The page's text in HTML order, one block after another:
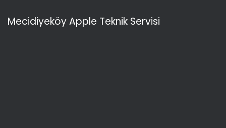
Mecidiyeköy Apple Teknik Servisi